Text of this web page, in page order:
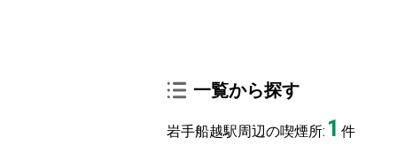
一覧から探す
岩手船越駅周辺の喫煙所: 1 件